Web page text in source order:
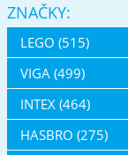
ZNAČKY:
LEGO (515)
VIGA (499)
INTEX (464)
HASBRO (275)